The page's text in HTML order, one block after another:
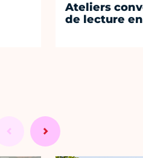
Ateliers
de lecture